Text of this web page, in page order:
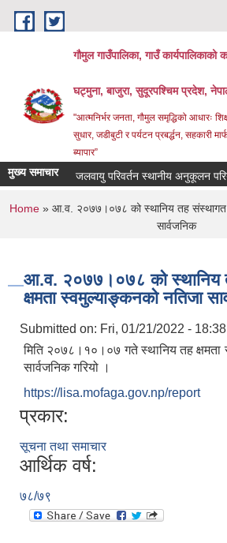
Skip to main content
गौमुल गाउँपालिका, गाउँ कार्यपालिकाको
घट्मुना, बाजुरा, सुदूरपश्चिम प्रदेश,
"आत्मनिर्भर जनता, गौमुल समृद्धिको आधारः
सुधार, जडीबुटी र पर्यटन प्रबर्द्धन, सहकारी
ब्यापार”
मुख्य समाचार जलवायु परिवर्तन स्थानीय अनुकूलन
You are here
Home» आ.व. २०७७।०७८ को स्थानिय तह संस्थागत
सार्वजनिक
आ.व. २०७७।०७८ को स्थानिय
क्षमता स्वमुल्याङ्कनको नतिजा
Submitted on: Fri, 01/21/2022 - 18:38
मिति २०७८।१०।०७ गते स्थानिय तह क्षमता
सार्वजनिक गरियो ।
https://lisa.mofaga.gov.np/report
प्रकार:
सूचना तथा समाचार
आर्थिक वर्ष:
७८/७९